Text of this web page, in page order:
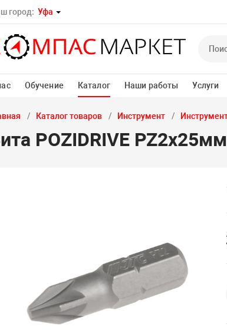
город: Уфа
Обучение Каталог Наши работы Услуги
подъемники
оборудование
Каталог товаров Инструмент
POZIDRIVE